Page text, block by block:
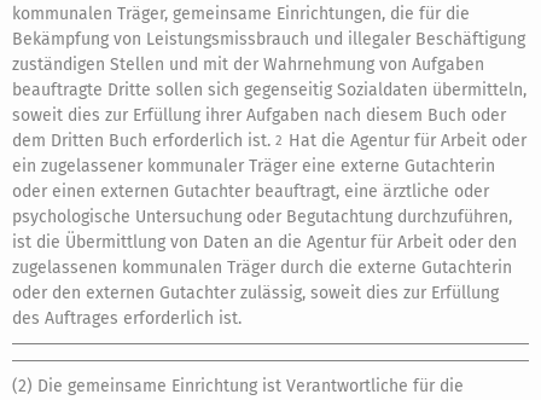
kommunalen Träger, gemeinsame Einrichtungen, die für die
Bekämpfung von Leistungsmissbrauch und illegaler Beschäftigung
zuständigen Stellen und mit der Wahrnehmung von Aufgaben
beauftragte Dritte sollen sich gegenseitig Sozialdaten übermitteln,
soweit dies zur Erfüllung ihrer Aufgaben nach diesem Buch oder
dem Dritten Buch erforderlich ist. 2 Hat die Agentur für Arbeit oder
ein zugelassener kommunaler Träger eine externe Gutachterin
oder einen externen Gutachter beauftragt, eine ärztliche oder
psychologische Untersuchung oder Begutachtung durchzuführen,
ist die Übermittlung von Daten an die Agentur für Arbeit oder den
zugelassenen kommunalen Träger durch die externe Gutachterin
oder den externen Gutachter zulässig, soweit dies zur Erfüllung
des Auftrages erforderlich ist.
(2) Die gemeinsame Einrichtung ist Verantwortliche für die